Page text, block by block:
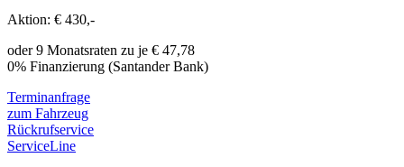
Aktion: € 430,-
oder 9 Monatsraten zu je € 47,78
0% Finanzierung (Santander Bank)
Terminanfrage
zum Fahrzeug
Rückrufservice
ServiceLine